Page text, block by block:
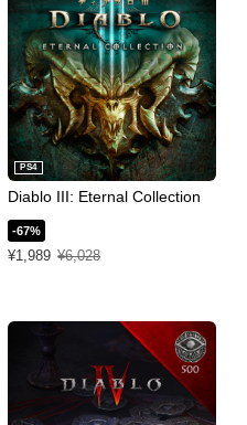
Diablo III: Eternal Collection
PS4
-67%
¥1,989
特別価格 ¥1,989 通常価格 ¥6,028
¥6,028